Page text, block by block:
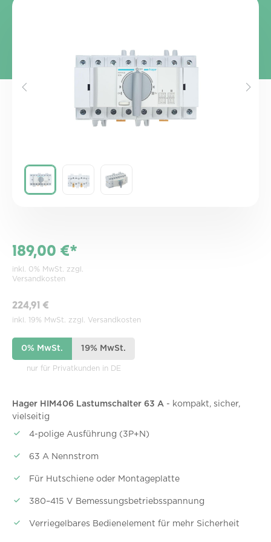
189,00 €*
inkl. 0% MwSt. zzgl.
Versandkosten
224,91 €
inkl. 19% MwSt. zzgl. Versandkosten
0% MwSt. 19% MwSt.
nur für Privatkunden in DE
Hager HIM406 Lastumschalter 63 A - kompakt, sicher,
vielseitig
4-polige Ausführung (3P+N)
63 A Nennstrom
Für Hutschiene oder Montageplatte
380–415 V Bemessungsbetriebsspannung
Verriegelbares Bedienelement für mehr Sicherheit